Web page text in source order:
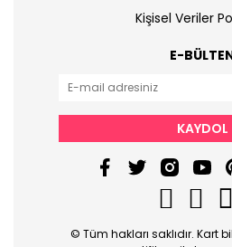
Kişisel Veriler
E-
KAYDOL
© Tüm hakları saklıdır. Kart